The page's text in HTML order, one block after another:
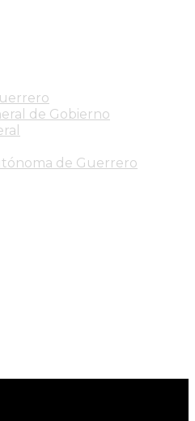
de Gobierno
de Guerrero